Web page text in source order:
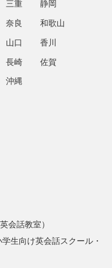
三重 静岡
奈良 和歌山
山口 香川
長崎 佐賀
沖縄
会話教室）
生向け英会話スクール・